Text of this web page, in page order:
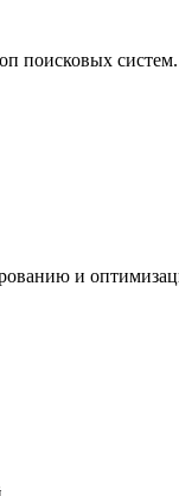
поисковых систем.
и